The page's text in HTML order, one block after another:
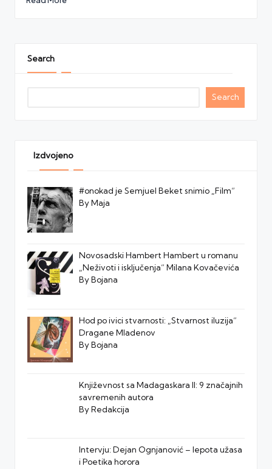
Search
Search
Izdvojeno
#onokad je Semjuel Beket snimio „Film“
By Maja
Novosadski Hambert Hambert u romanu
„Neživoti i isključenja“ Milana Kovačevića
By Bojana
Hod po ivici stvarnosti: „Stvarnost iluzija“
Dragane Mladenov
By Bojana
Književnost sa Madagaskara II: 9 značajnih
savremenih autora
By Redakcija
Intervju: Dejan Ognjanović – lepota užasa
i Poetika horora